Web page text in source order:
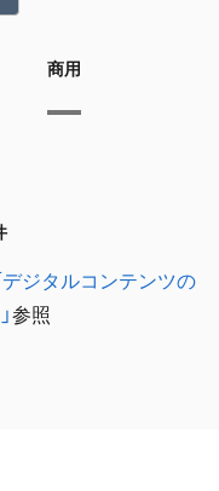
商用
デジタルコンテンツの
参照